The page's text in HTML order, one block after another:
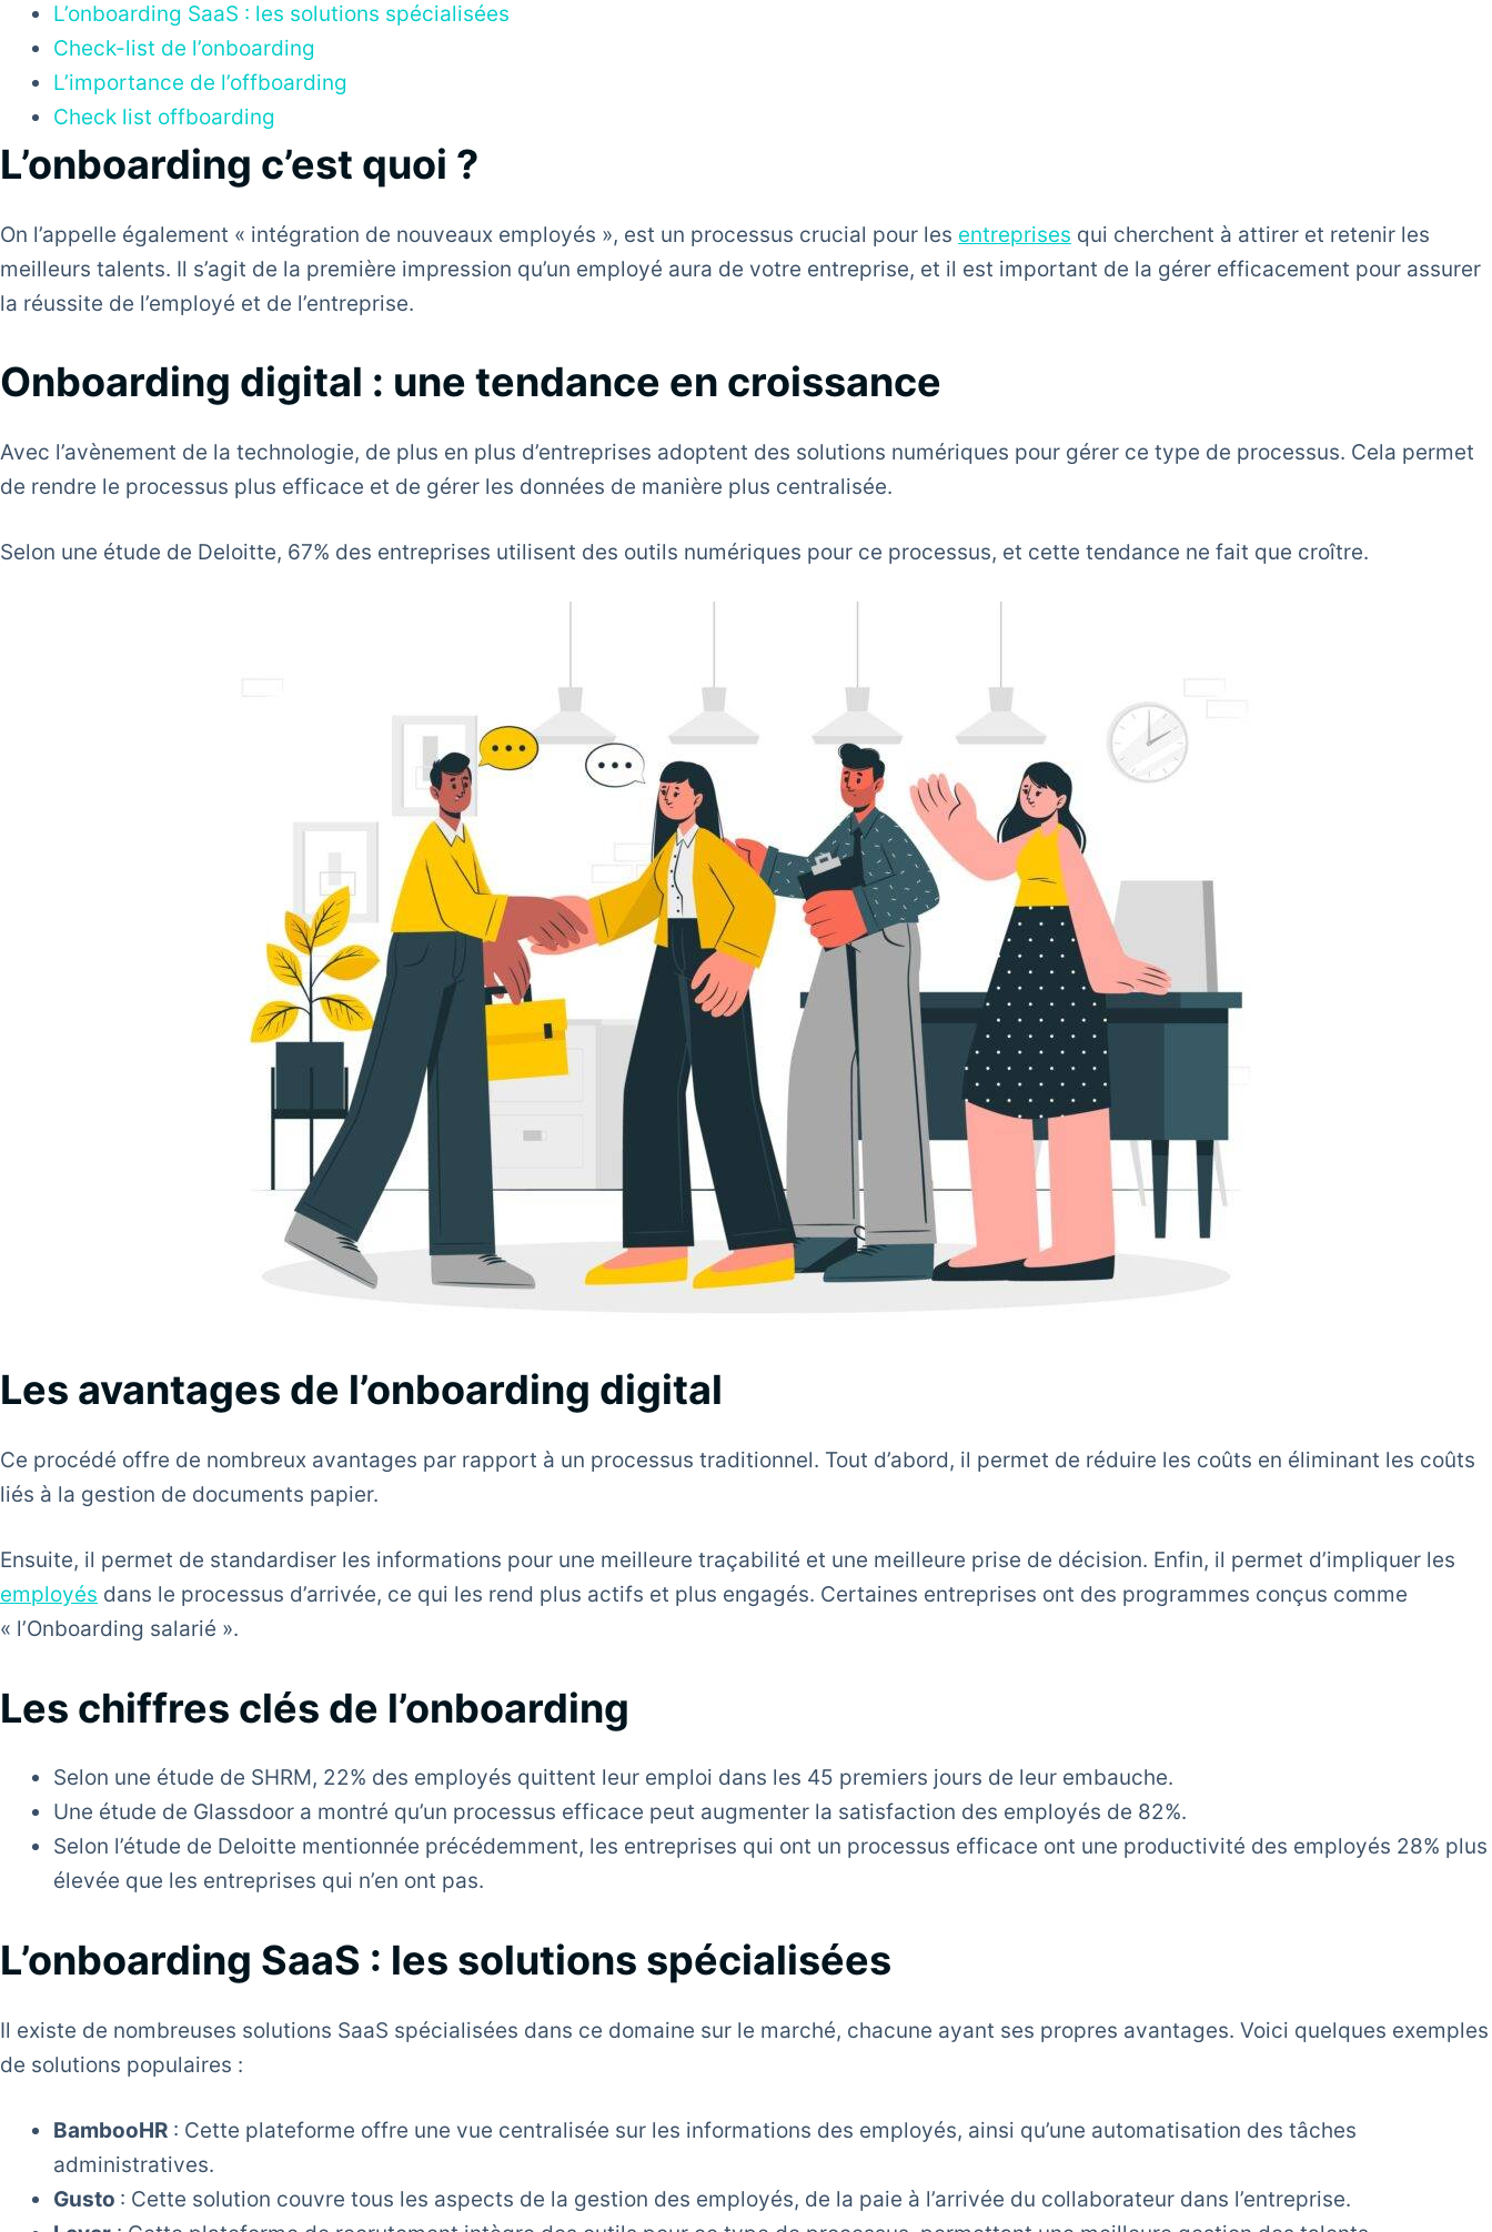
L’onboarding SaaS : les solutions spécialisées
Check-list de l’onboarding
L’importance de l’offboarding
Check list offboarding
L’onboarding c’est quoi ?
On l’appelle également « intégration de nouveaux employés », est un processus crucial pour les entreprises qui cherchent à attirer et retenir les
meilleurs talents. Il s’agit de la première impression qu’un employé aura de votre entreprise, et il est important de la gérer efficacement pour assurer
la réussite de l’employé et de l’entreprise.
Onboarding digital : une tendance en croissance
Avec l’avènement de la technologie, de plus en plus d’entreprises adoptent des solutions numériques pour gérer ce type de processus. Cela permet
de rendre le processus plus efficace et de gérer les données de manière plus centralisée.
Selon une étude de Deloitte, 67% des entreprises utilisent des outils numériques pour ce processus, et cette tendance ne fait que croître.
Les avantages de l’onboarding digital
Ce procédé offre de nombreux avantages par rapport à un processus traditionnel. Tout d’abord, il permet de réduire les coûts en éliminant les coûts
liés à la gestion de documents papier.
Ensuite, il permet de standardiser les informations pour une meilleure traçabilité et une meilleure prise de décision. Enfin, il permet d’impliquer les
employés dans le processus d’arrivée, ce qui les rend plus actifs et plus engagés. Certaines entreprises ont des programmes conçus comme
« l’Onboarding salarié ».
Les chiffres clés de l’onboarding
Selon une étude de SHRM, 22% des employés quittent leur emploi dans les 45 premiers jours de leur embauche.
Une étude de Glassdoor a montré qu’un processus efficace peut augmenter la satisfaction des employés de 82%.
Selon l’étude de Deloitte mentionnée précédemment, les entreprises qui ont un processus efficace ont une productivité des employés 28% plus
élevée que les entreprises qui n’en ont pas.
L’onboarding SaaS : les solutions spécialisées
Il existe de nombreuses solutions SaaS spécialisées dans ce domaine sur le marché, chacune ayant ses propres avantages. Voici quelques exemples
de solutions populaires :
BambooHR: Cette plateforme offre une vue centralisée sur les informations des employés, ainsi qu’une automatisation des tâches
administratives.
Gusto : Cette solution couvre tous les aspects de la gestion des employés, de la paie à l’arrivée du collaborateur dans l’entreprise.